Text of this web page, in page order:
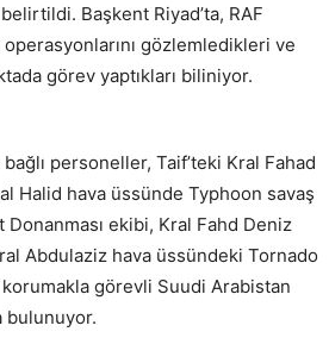
Başkent Riyad’ta, RAF
gözlemledikleri ve
görev yaptıkları biliniyor.
personeller, Taif’teki Kral Fahad
Halid hava üssünde Typhoon savaş
ekibi, Kral Fahd Deniz
Abdulaziz hava üssündeki Tornado
görevli Suudi Arabistan
bulunuyor.